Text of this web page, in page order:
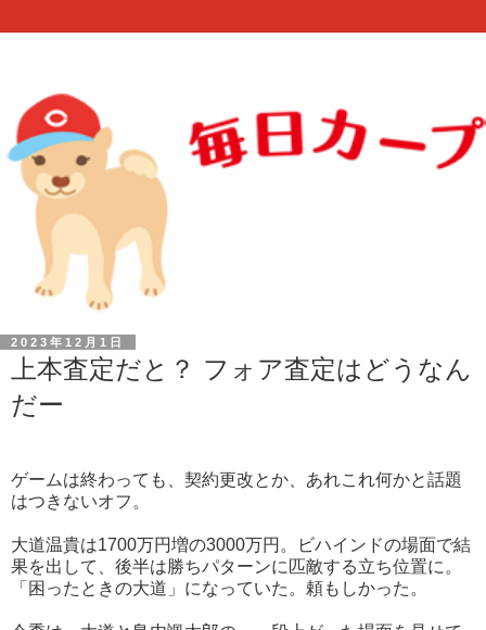
2023年12月1日
上本査定だと？ フォア査定はどうなん
だー
ゲームは終わっても、契約更改とか、あれこれ何かと話題
はつきないオフ。
大道温貴は1700万円増の3000万円。ビハインドの場面で結
果を出して、後半は勝ちパターンに匹敵する立ち位置に。
「困ったときの大道」になっていた。頼もしかった。